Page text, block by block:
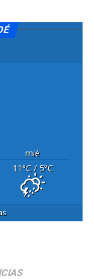
mié
11°C/ 5°C